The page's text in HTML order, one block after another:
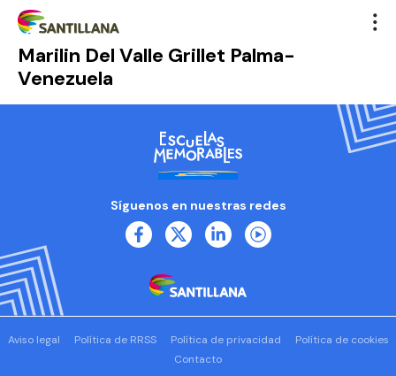
Marilin Del Valle Grillet Palma-
Venezuela
Síguenos en nuestras redes
Aviso legal Política de RRSS Política de privacidad
Política de cookies
Contacto